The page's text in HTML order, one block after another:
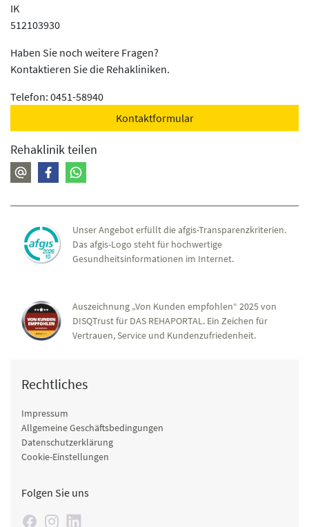
Rehaklinik teilen
IK
512103930
Haben Sie noch weitere Fragen?
Kontaktieren Sie die Rehakliniken.
Telefon: 0451-58940
Kontaktformular
Unser Angebot erfüllt die afgis-Transparenzkriterien.
Das afgis-Logo steht für hochwertige
Gesundheitsinformationen im Internet.
Auszeichnung „Von Kunden empfohlen“ 2025 von
DISQTrust für DAS REHAPORTAL. Ein Zeichen für
Vertrauen, Service und Kundenzufriedenheit.
Rechtliches
Impressum
Allgemeine Geschäftsbedingungen
Datenschutzerklärung
Cookie-Einstellungen
Folgen Sie uns